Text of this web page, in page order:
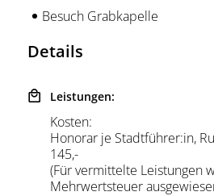
Besuch Grabkapelle
Details
Leistungen:
Kosten:
Honorar je Stadtführer:in,
145,-
(Für vermittelte Leistungen
Mehrwertsteuer